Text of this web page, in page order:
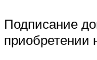
Подписание
приобретении